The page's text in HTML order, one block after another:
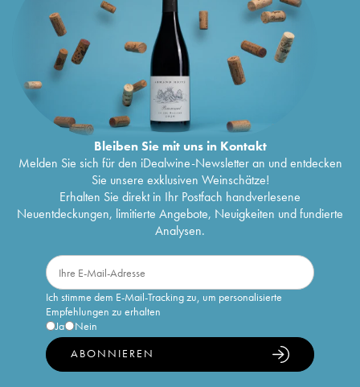
Bleiben Sie mit uns in Kontakt
Melden Sie sich für den iDealwine-Newsletter an und entdecken
Sie unsere exklusiven Weinschätze!
Erhalten Sie direkt in Ihr Postfach handverlesene
Neuentdeckungen, limitierte Angebote, Neuigkeiten und fundierte
Analysen.
Ich stimme dem E-Mail-Tracking zu, um personalisierte
Empfehlungen zu erhalten
Ja
Nein
ABONNIEREN